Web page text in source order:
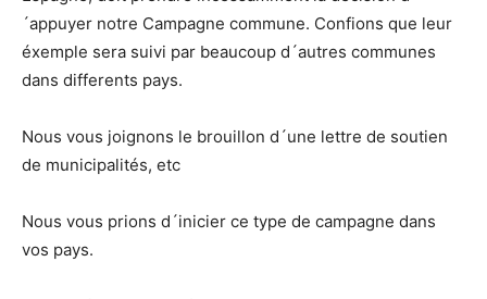
´appuyer notre Campagne commune. Confions que leur
éxemple sera suivi par beaucoup d´autres communes
dans differents pays.
Nous vous joignons le brouillon d´une lettre de soutien
de municipalités, etc
Nous vous prions d´inicier ce type de campagne dans
vos pays.